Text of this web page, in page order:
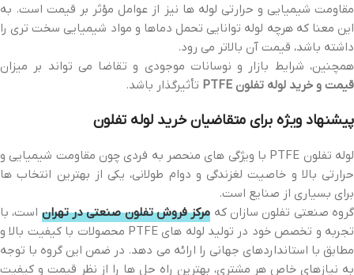
مقاومت شیمیایی و حرارتی لوله ها نیز از عوامل مؤثر بر قیمت است. به
این معنا که هرچه لوله توانایی تحمل دماها و مواد شیمیایی سخت تری را
داشته باشد، قیمت آن بالاتر می رود.
همچنین، شرایط بازار و نوسانات موجودی و تقاضا می تواند بر میزان
قیمت و خرید لوله تفلون PTFE
تأثیرگذار باشد.
پیشنهاد ویژه برای متقاضیان خرید لوله تفلون
لوله تفلون PTFE با ویژگی های منحصر به فردی چون مقاومت شیمیایی و
حرارتی بالا و خاصیت لغزندگی و دوام طولانی، یکی از بهترین انتخاب ها
برای بسیاری از صنایع است.
گروه صنعتی تفلون سازان که مرکز فروش تفلون صنعتی در تهران است، با
تجربه و تخصص خود در تولید لوله های PTFE محصولات با کیفیت بالا و
مطابق با استانداردهای جهانی را ارائه می دهد. در ضمن این گروه با توجه
به نیازهای خاص هر مشتری، بهترین راه حل ها را از نظر قیمت و کیفیت